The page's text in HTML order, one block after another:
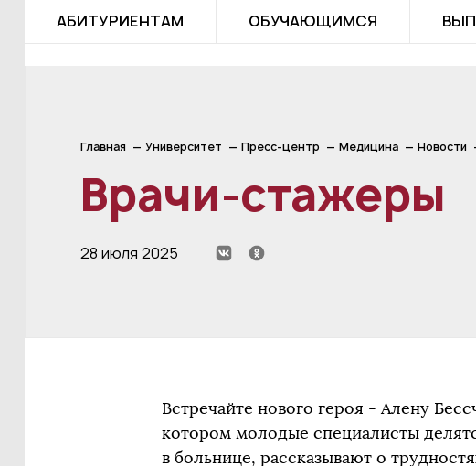
АБИТУРИЕНТАМ ОБУЧАЮЩИМСЯ
Главная Университет Пресс-центр Медицина Новости
Врачи-стажеры
28 июля 2025
Встречайте нового героя - Алену
котором молодые специалисты
в больнице, рассказывают о